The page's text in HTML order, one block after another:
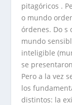
pitagóricos .
o mundo
órdenes. Do
mundo
inteligible
se
Pero a la vez
los
distintos: la